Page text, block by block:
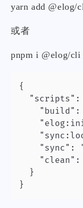
yarn add @elog/
或者
pnpm i @elog/cli
{
"scripts":
"build":
"sync":
  }
}